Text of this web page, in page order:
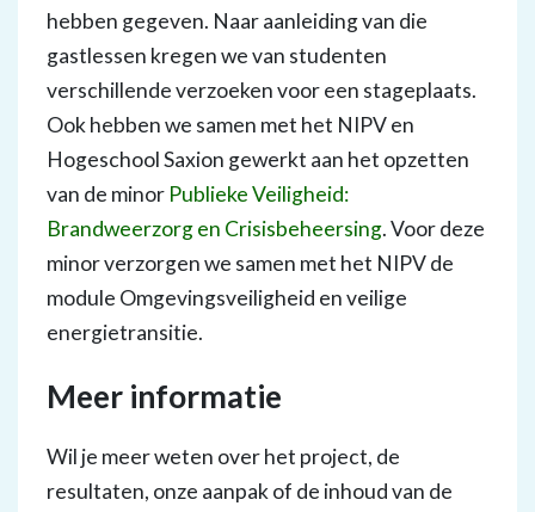
hebben gegeven. Naar aanleiding van die
gastlessen kregen we van studenten
verschillende verzoeken voor een stageplaats.
Ook hebben we samen met het NIPV en
Hogeschool Saxion gewerkt aan het opzetten
van de minor Publieke Veiligheid:
Brandweerzorg en Crisisbeheersing. Voor deze
minor verzorgen we samen met het NIPV de
module Omgevingsveiligheid en veilige
energietransitie.
Meer informatie
Wil je meer weten over het project, de
resultaten, onze aanpak of de inhoud van de